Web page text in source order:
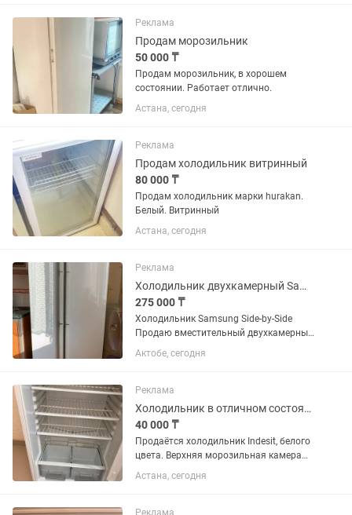
136см ,шесть вместительных ящиков.
Реклама
Продам морозильник
50 000 ₸
Продам морозильник, в хорошем
состоянии. Работает отлично.
Астана, сегодня
Реклама
Продам холодильник витринный
80 000 ₸
Продам холодильник марки hurakan.
Белый. Витринный
Астана, сегодня
Реклама
Холодильник двухкамерный Samsung
275 000 ₸
Холодильник Samsung Side-by-Side
Продаю вместительный двухкамерный
холодильник Samsung. Основные
характеристики: •Тип: Side-by-Side
отдельно). •Размеры: 180х90х70...
Актобе, сегодня
Реклама
Холодильник в отличном состоянии
40 000 ₸
Продаётся холодильник Indesit, белого
цвета. Верхняя морозильная камера
Просторное холодильное отделение, 2
вместительных ящика для овощей и
отличном состоянии
Астана, сегодня
Реклама